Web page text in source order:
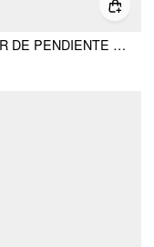
COLLAR DE PENDIENTE DE ACERO INOXIDABLE CON CONCHAS, FLORES Y PERLAS FALSAS